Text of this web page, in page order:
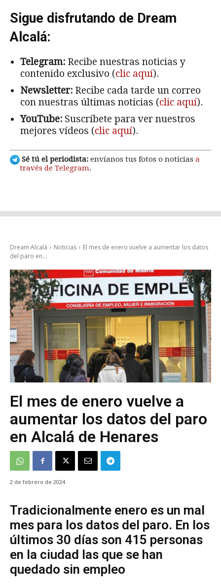
Sigue disfrutando de Dream
Alcalá:
Telegram: Recibe nuestras noticias y
contenido exclusivo (clic aquí).
Newsletter: Recibe cada tarde un correo
con nuestras últimas noticias (clic aquí).
YouTube: Suscríbete para ver nuestros
mejores vídeos (clic aquí).
Sé tú el periodista: envíanos tus fotos o noticias a
través de Telegram.